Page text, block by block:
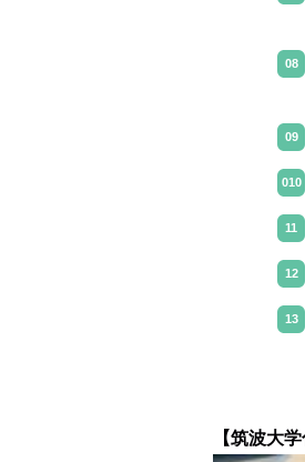
【筑波大